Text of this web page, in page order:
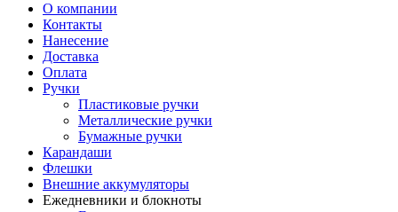
О компании
Контакты
Нанесение
Доставка
Оплата
Ручки
Пластиковые ручки
Металлические ручки
Бумажные ручки
Карандаши
Флешки
Внешние аккумуляторы
Ежедневники и блокноты